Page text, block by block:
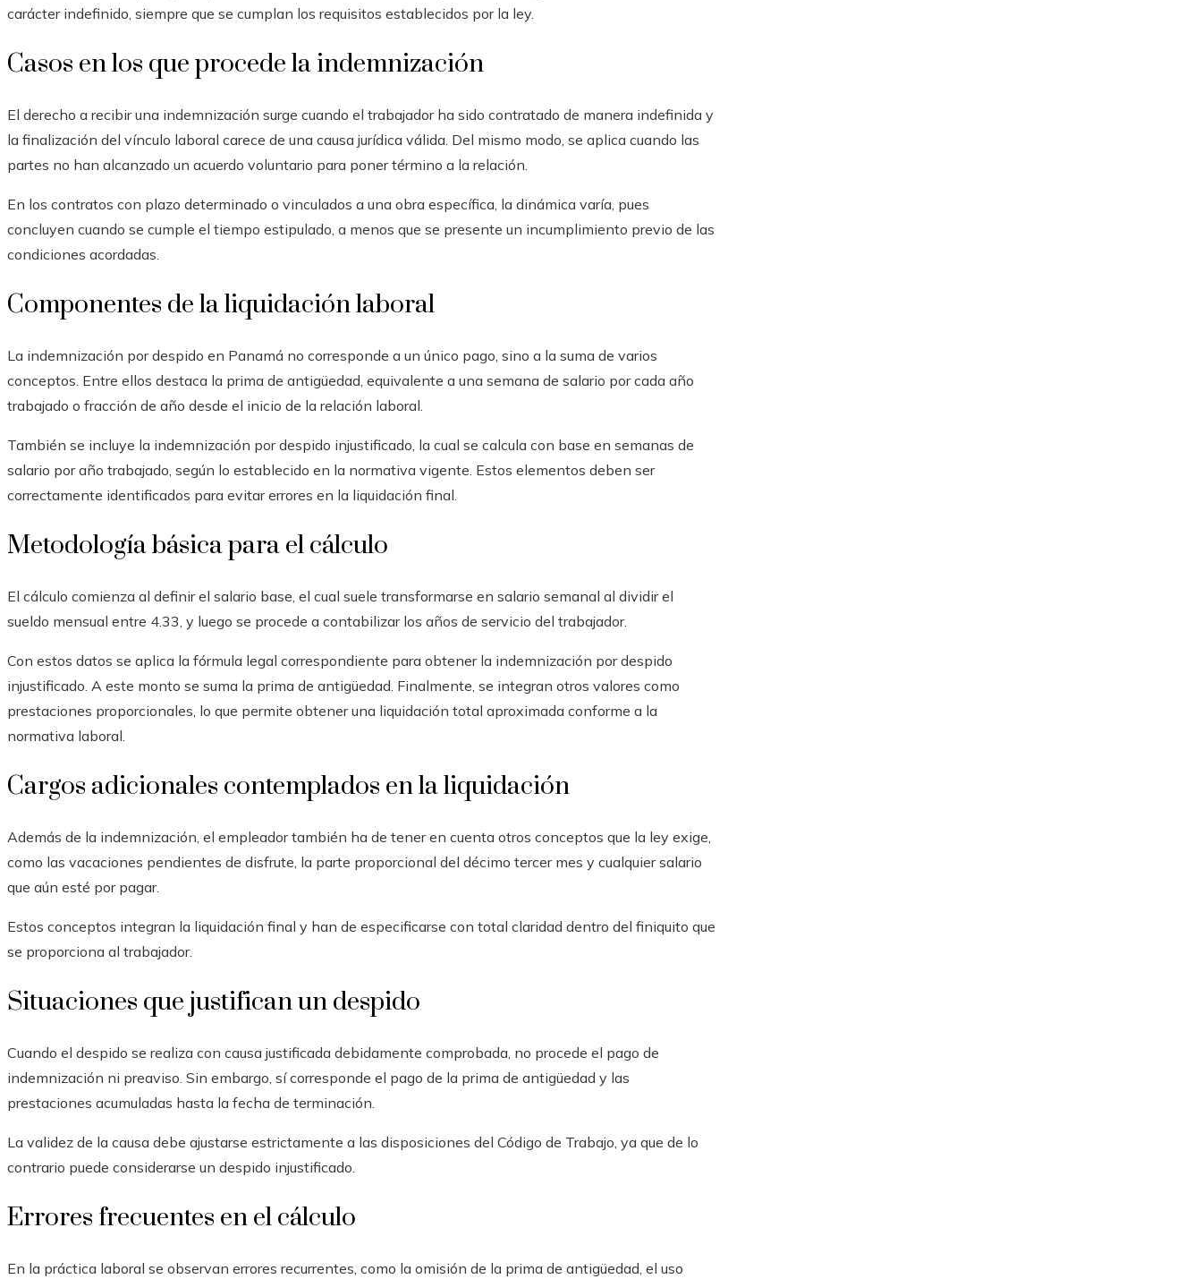
carácter indefinido, siempre que se cumplan los requisitos establecidos por la ley.
Casos en los que procede la indemnización
El derecho a recibir una indemnización surge cuando el trabajador ha sido contratado de manera indefinida y
la finalización del vínculo laboral carece de una causa jurídica válida. Del mismo modo, se aplica cuando las
partes no han alcanzado un acuerdo voluntario para poner término a la relación.
En los contratos con plazo determinado o vinculados a una obra específica, la dinámica varía, pues
concluyen cuando se cumple el tiempo estipulado, a menos que se presente un incumplimiento previo de las
condiciones acordadas.
Componentes de la liquidación laboral
La indemnización por despido en Panamá no corresponde a un único pago, sino a la suma de varios
conceptos. Entre ellos destaca la prima de antigüedad, equivalente a una semana de salario por cada año
trabajado o fracción de año desde el inicio de la relación laboral.
También se incluye la indemnización por despido injustificado, la cual se calcula con base en semanas de
salario por año trabajado, según lo establecido en la normativa vigente. Estos elementos deben ser
correctamente identificados para evitar errores en la liquidación final.
Metodología básica para el cálculo
El cálculo comienza al definir el salario base, el cual suele transformarse en salario semanal al dividir el
sueldo mensual entre 4.33, y luego se procede a contabilizar los años de servicio del trabajador.
Con estos datos se aplica la fórmula legal correspondiente para obtener la indemnización por despido
injustificado. A este monto se suma la prima de antigüedad. Finalmente, se integran otros valores como
prestaciones proporcionales, lo que permite obtener una liquidación total aproximada conforme a la
normativa laboral.
Cargos adicionales contemplados en la liquidación
Además de la indemnización, el empleador también ha de tener en cuenta otros conceptos que la ley exige,
como las vacaciones pendientes de disfrute, la parte proporcional del décimo tercer mes y cualquier salario
que aún esté por pagar.
Estos conceptos integran la liquidación final y han de especificarse con total claridad dentro del finiquito que
se proporciona al trabajador.
Situaciones que justifican un despido
Cuando el despido se realiza con causa justificada debidamente comprobada, no procede el pago de
indemnización ni preaviso. Sin embargo, sí corresponde el pago de la prima de antigüedad y las
prestaciones acumuladas hasta la fecha de terminación.
La validez de la causa debe ajustarse estrictamente a las disposiciones del Código de Trabajo, ya que de lo
contrario puede considerarse un despido injustificado.
Errores frecuentes en el cálculo
En la práctica laboral se observan errores recurrentes, como la omisión de la prima de antigüedad, el uso